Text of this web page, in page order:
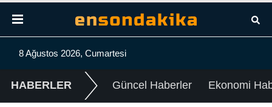
8 Ağustos 2026, Cumartesi
HABERLER Güncel Haberler Ekonomi